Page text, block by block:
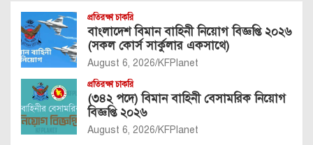
প্রতিরক্ষা চাকরি
বাংলাদেশ বিমান বাহিনী নিয়োগ বিজ্ঞপ্তি ২০২৬
(সকল কোর্স সার্কুলার একসাথে)
August 6, 2026 KFPlanet
প্রতিরক্ষা চাকরি
(৩৪২ পদে) বিমান বাহিনী বেসামরিক নিয়োগ
বিজ্ঞপ্তি ২০২৬
August 6, 2026 KFPlanet